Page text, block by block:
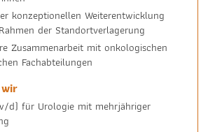
konzeptionellen Weiterentwicklung
der Standortverlagerung
Zusammenarbeit mit onkologischen
Fachabteilungen
d) für Urologie mit mehrjähriger